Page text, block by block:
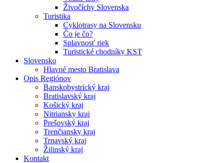
Živočíchy Slovenska
Turistika
Cyklotrasy na Slovensku
Čo je čo?
Splavnosť riek
Turistické chodníky KST
Slovensko
Hlavné mesto Bratislava
Opis Regiónov
Banskobystrický kraj
Bratislavský kraj
Košický kraj
Nitriansky kraj
Prešovský kraj
Trenčiansky kraj
Trnavský kraj
Žilinský kraj
Kontakt